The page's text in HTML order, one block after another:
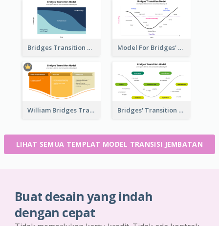
Bridges Transition Model With Phase Model For Bridges' Transition
William Bridges Transition Model Bridges' Transition Phase Model
LIHAT SEMUA TEMPLAT MODEL TRANSISI JEMBATAN
Buat desain yang indah
dengan cepat